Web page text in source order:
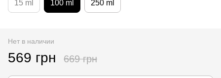
15 ml 100 ml 250 ml
Нет в наличии
569 грн 669 грн